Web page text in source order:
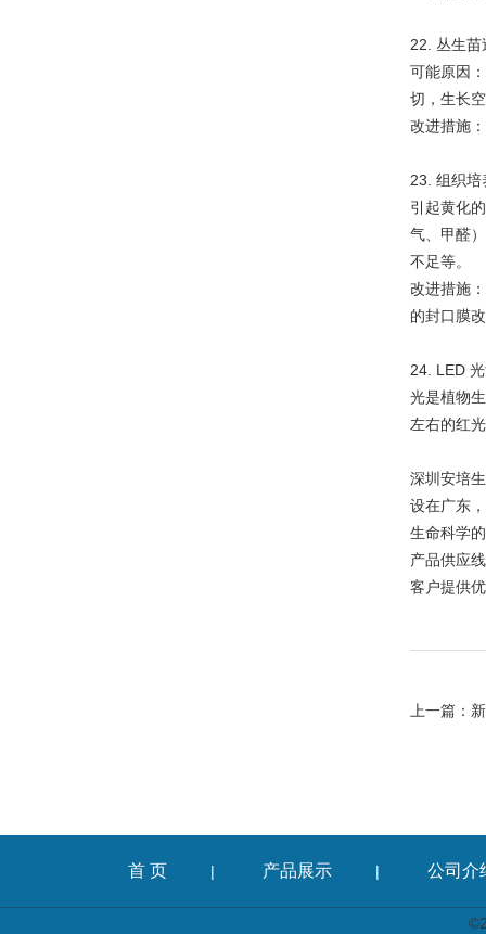
22. 丛生苗
可能原因
切，生长
改进措施
23. 组织培
引起黄化
气、甲醛
不足等。
改进措施
的封口膜
24. LED
光是植物
左右的红
深圳安培
设在广东
生命科学
产品供应
客户提供
上一篇：
首 页 | 产品展示 | 公司介